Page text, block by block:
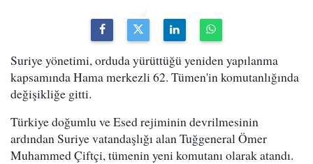
Suriye yönetimi, orduda yürüttüğü yeniden yapılanma
kapsamında Hama merkezli 62. Tümen'in komutanlığında
değişikliğe gitti.
Türkiye doğumlu ve Esed rejiminin devrilmesinin
ardından Suriye vatandaşlığı alan Tuğgeneral Ömer
Muhammed Çiftçi, tümenin yeni komutanı olarak atandı.